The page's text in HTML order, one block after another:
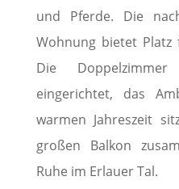
und Pferde. Die
Wohnung bietet Platz
Die
eingerichtet, das
warmen Jahreszeit
großen Balkon
Ruhe im Erlauer Tal.